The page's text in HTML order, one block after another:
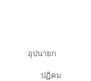
ปนายก
ปฏิคม